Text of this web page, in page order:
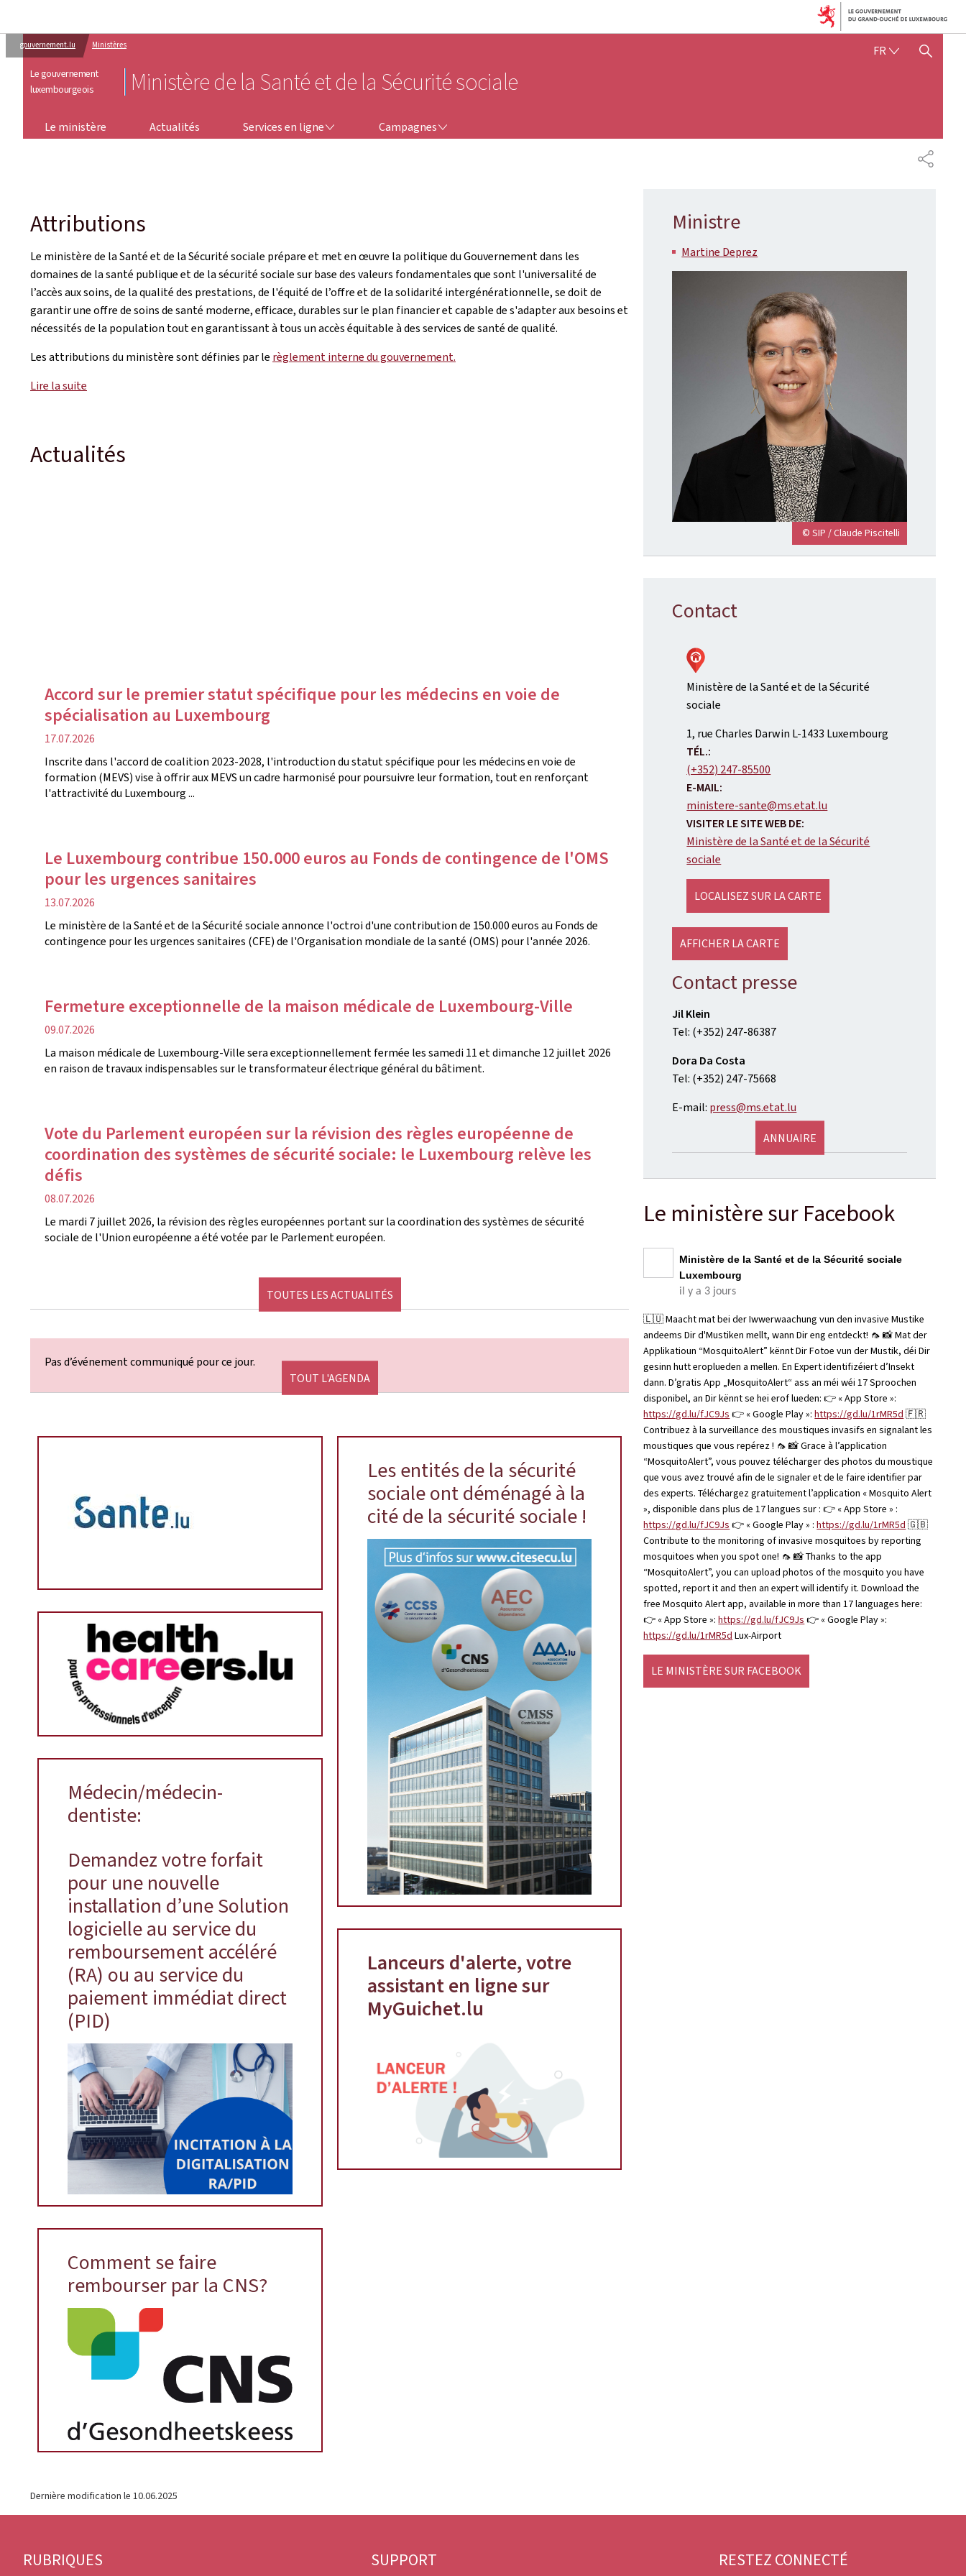
gouvernement.lu Ministères
Le gouvernement
luxembourgeois
Ministère de la Santé et de la Sécurité sociale
FR FRANÇAIS
AFFICHER / MASQUER
Le ministère Actualités Services en ligne Campagnes
Attributions
Le ministère de la Santé et de la Sécurité sociale prépare et met en œuvre la politique du Gouvernement dans les
domaines de la santé publique et de la sécurité sociale sur base des valeurs fondamentales que sont l'universalité de
l’accès aux soins, de la qualité des prestations, de l'équité de l’offre et de la solidarité intergénérationnelle, se doit de
garantir une offre de soins de santé moderne, efficace, durables sur le plan financier et capable de s'adapter aux besoins et
nécessités de la population tout en garantissant à tous un accès équitable à des services de santé de qualité.
Les attributions du ministère sont définies par le règlement interne du gouvernement.
Lire la suite
Actualités
Accord sur le premier statut spécifique pour les médecins en voie de
spécialisation au Luxembourg
date
de
publication
17.07.2026
Inscrite dans l'accord de coalition 2023-2028, l'introduction du statut spécifique pour les médecins en voie de
formation (MEVS) vise à offrir aux MEVS un cadre harmonisé pour poursuivre leur formation, tout en renforçant
l'attractivité du Luxembourg ...
Le Luxembourg contribue 150.000 euros au Fonds de contingence de l'OMS
pour les urgences sanitaires
date
de
publication
13.07.2026
Le ministère de la Santé et de la Sécurité sociale annonce l'octroi d'une contribution de 150.000 euros au Fonds de
contingence pour les urgences sanitaires (CFE) de l'Organisation mondiale de la santé (OMS) pour l'année 2026.
Fermeture exceptionnelle de la maison médicale de Luxembourg-Ville
date
de
publication
09.07.2026
La maison médicale de Luxembourg-Ville sera exceptionnellement fermée les samedi 11 et dimanche 12 juillet 2026
en raison de travaux indispensables sur le transformateur électrique général du bâtiment.
Vote du Parlement européen sur la révision des règles européenne de
coordination des systèmes de sécurité sociale: le Luxembourg relève les
défis
date
de
publication
08.07.2026
Le mardi 7 juillet 2026, la révision des règles européennes portant sur la coordination des systèmes de sécurité
sociale de l'Union européenne a été votée par le Parlement européen.
TOUTES LES ACTUALITÉS
Pas d’événement communiqué pour ce jour.
TOUT L'AGENDA
Médecin/médecin-
dentiste:
Demandez votre forfait
pour une nouvelle
installation d’une Solution
logicielle au service du
remboursement accéléré
(RA) ou au service du
paiement immédiat direct
(PID)
Comment se faire
rembourser par la CNS?
Les entités de la sécurité
sociale ont déménagé à la
cité de la sécurité sociale !
Lanceurs d'alerte, votre
assistant en ligne sur
MyGuichet.lu
Ministre
Martine Deprez
© SIP / Claude Piscitelli
Contact
Ministère de la Santé et de la Sécurité
sociale
ADRESSE
:
1, rue Charles Darwin L-1433 Luxembourg
TÉL.:
(+352) 247-85500
E-MAIL:
ministere-sante@ms.etat.lu
VISITER LE SITE WEB DE:
Ministère de la Santé et de la Sécurité
sociale
LOCALISEZ SUR LA CARTE
AFFICHER LA CARTE
Contact presse
Jil Klein
Tel: (+352) 247-86387
Dora Da Costa
Tel: (+352) 247-75668
E-mail: press@ms.etat.lu
ANNUAIRE
Le ministère sur Facebook
Ministère de la Santé et de la Sécurité sociale
Luxembourg
il y a 3 jours
🇱🇺 Maacht mat bei der Iwwerwaachung vun den invasive Mustike
andeems Dir d'Mustiken mellt, wann Dir eng entdeckt! 🦟 📸 Mat der
Applikatioun “MosquitoAlert” kënnt Dir Fotoe vun der Mustik, déi Dir
gesinn hutt eroplueden a mellen. En Expert identifizéiert d’Insekt
dann. D’gratis App „MosquitoAlert“ ass an méi wéi 17 Sproochen
disponibel, an Dir kënnt se hei erof lueden: 👉 « App Store »:
https://gd.lu/fJC9Js 👉 « Google Play »:https://gd.lu/1rMR5d 🇫🇷
Contribuez à la surveillance des moustiques invasifs en signalant les
moustiques que vous repérez ! 🦟 📸 Grace à l’application
“MosquitoAlert”, vous pouvez télécharger des photos du moustique
que vous avez trouvé afin de le signaler et de le faire identifier par
des experts. Téléchargez gratuitement l’application « Mosquito Alert
», disponible dans plus de 17 langues sur : 👉 « App Store » :
https://gd.lu/fJC9Js 👉 « Google Play » :https://gd.lu/1rMR5d 🇬🇧
Contribute to the monitoring of invasive mosquitoes by reporting
mosquitoes when you spot one! 🦟 📸 Thanks to the app
“MosquitoAlert”, you can upload photos of the mosquito you have
spotted, report it and then an expert will identify it. Download the
free Mosquito Alert app, available in more than 17 languages here:
👉 « App Store »:https://gd.lu/fJC9Js 👉 « Google Play »:
https://gd.lu/1rMR5d Lux-Airport
LE MINISTÈRE SUR FACEBOOK
Dernière modification le 10.06.2025
Pied
RUBRIQUES SUPPORT RESTEZ CONNECTÉ